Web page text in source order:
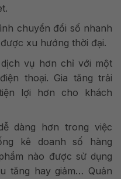
chuyển đổi số nhanh
xu hướng thời đại.
vụ hơn chỉ với một
thoại. Gia tăng trải
lợi hơn cho khách
dàng hơn trong việc
kê doanh số hàng
nào được sử dụng
tăng hay giảm… Quản